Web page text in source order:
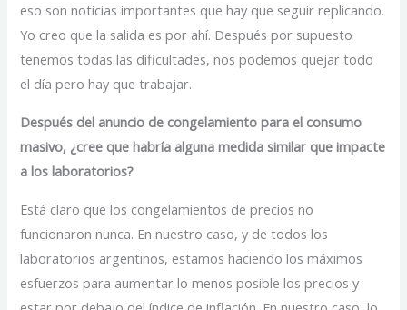
eso son noticias importantes que hay que seguir replicando.
Yo creo que la salida es por ahí. Después por supuesto
tenemos todas las dificultades, nos podemos quejar todo
el día pero hay que trabajar.
Después del anuncio de congelamiento para el consumo
masivo, ¿cree que habría alguna medida similar que impacte
a los laboratorios?
Está claro que los congelamientos de precios no
funcionaron nunca. En nuestro caso, y de todos los
laboratorios argentinos, estamos haciendo los máximos
esfuerzos para aumentar lo menos posible los precios y